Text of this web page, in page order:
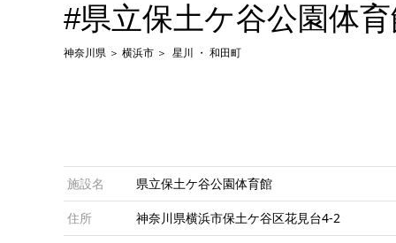
#県立保土ケ谷公園体
神奈川県 横浜市 星川 和田町
施設名 県立保土ケ谷公園体育館
住所 神奈川県横浜市保土ケ谷区花見台4-2